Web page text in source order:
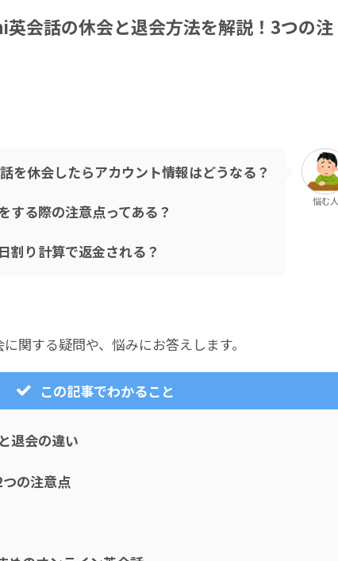
英会話の休会と退会方法を解説！3つの注
を休会したらアカウント情報はどうなる？
する際の注意点ってある？
割り計算で返金される？
悩む人
関する疑問や、悩みにお答えします。
この記事でわかること
退会の違い
の注意点